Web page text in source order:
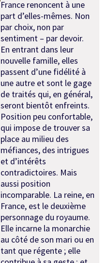
France renoncent à une
part d’elles-mêmes. Non
par choix, non par
sentiment – par devoir.
En entrant dans leur
nouvelle famille, elles
passent d’une fidélité à
une autre et sont le gage
de traités qui, en général,
seront bientôt enfreints.
Position peu confortable,
qui impose de trouver sa
place au milieu des
méfiances, des intrigues
et d’intérêts
contradictoires. Mais
aussi position
incomparable. La reine, en
France, est le deuxième
personnage du royaume.
Elle incarne la monarchie
au côté de son mari ou en
tant que régente ; elle